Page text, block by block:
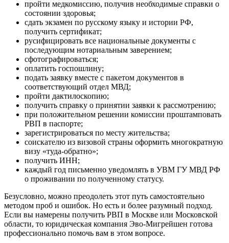
пройти медкомиссию, получив необходимые справки о
состоянии здоровья;
сдать экзамен по русскому языку и истории РФ,
получить сертификат;
русифицировать все национальные документы с
последующим нотариальным заверением;
сфотографироваться;
оплатить госпошлину;
подать заявку вместе с пакетом документов в
соответствующий отдел МВД;
пройти дактилоскопию;
получить справку о принятии заявки к рассмотрению;
при положительном решении комиссии проштамповать
РВП в паспорте;
зарегистрироваться по месту жительства;
соискателю из визовой страны оформить многократную
визу «туда-обратно»;
получить ИНН;
каждый год письменно уведомлять в УВМ ГУ МВД РФ
о проживании по полученному статусу.
Безусловно, можно преодолеть этот путь самостоятельно
методом проб и ошибок. Но есть и более разумный подход.
Если вы намерены получить РВП в Москве или Московской
области, то юридическая компания Эво-Мигрейшен готова
профессионально помочь вам в этом вопросе.